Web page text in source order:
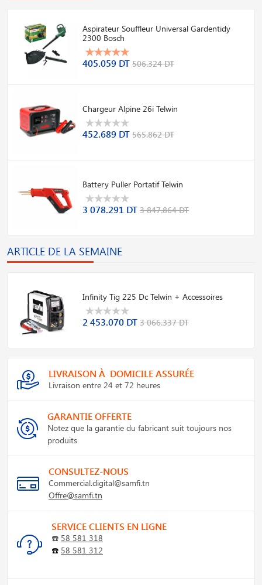
Aspirateur Souffleur Universal Gardentidy
2300 Bosch
405.059 DT 506.324 DT
Chargeur Alpine 26i Telwin
452.689 DT 565.862 DT
Battery Puller Portatif Telwin
3 078.291 DT 3 847.864 DT
ARTICLE DE LA SEMAINE
Infinity Tig 225 Dc Telwin + Accessoires
2 453.070 DT 3 066.337 DT
LIVRAISON À DOMICILE ASSURÉE
Livraison entre 24 et 72 heures
GARANTIE OFFERTE
Notez que la garantie du fabricant suit toujours nos
produits
CONSULTEZ-NOUS
Commercial.digital@samfi.tn
Offre@samfi.tn
SERVICE CLIENTS EN LIGNE
☎️ 58 581 318
☎️ 58 581 312